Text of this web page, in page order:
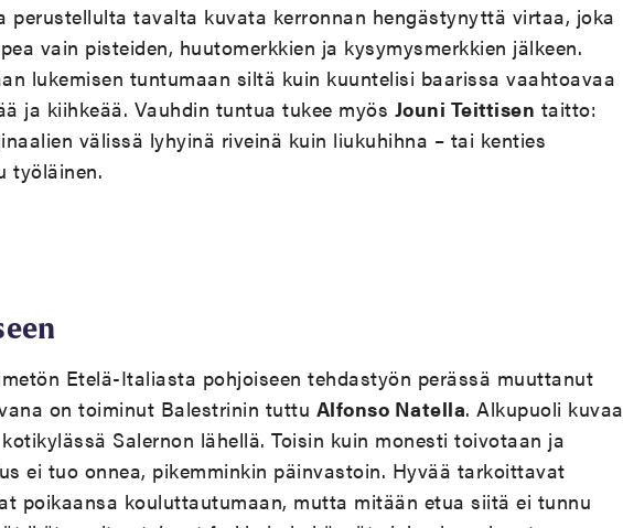
perustellulta tavalta kuvata kerronnan hengästynyttä virtaa, joka
vain pisteiden, huutomerkkien ja kysymysmerkkien jälkeen.
lukemisen tuntumaan siltä kuin kuuntelisi baarissa vaahtoavaa
ja kiihkeää. Vauhdin tuntua tukee myös Jouni Teittisen taitto:
välissä lyhyinä riveinä kuin liukuhihna – tai kenties
työläinen.
Etelä-Italiasta pohjoiseen tehdastyön perässä muuttanut
on toiminut Balestrinin tuttu Alfonso Natella. Alkupuoli kuvaa
Salernon lähellä. Toisin kuin monesti toivotaan ja
ei tuo onnea, pikemminkin päinvastoin. Hyvää tarkoittavat
poikaansa kouluttautumaan, mutta mitään etua siitä ei tunnu